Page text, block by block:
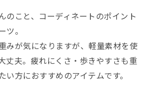
のこと、コーディネートのポイント
ツ。
みが気になりますが、軽量素材を使
丈夫。疲れにくさ・歩きやすさも重
い方におすすめのアイテムです。